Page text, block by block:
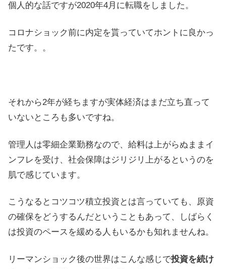
個人的な話ですが2020年4月に転職をしました。
コロナショック前に内定を貰っていてホントに良かっ
たです。。
それから2年が経ちますが実体経済はまだ立ち直って
いないところも多いですね。
管理人は零細企業勤務なので、給料は上がらぬままイ
ンフレを受け、社会保障はジリジリ上がるというのを
肌で感じています。
こうなるとコツコツ積立投資とは言っていても、原資
の確保をどうするんだということもあって、しばらく
は投資のペースを緩める人もいるかも知れませんね。
リーマンショック後の世界はこんな感じで投資を続け